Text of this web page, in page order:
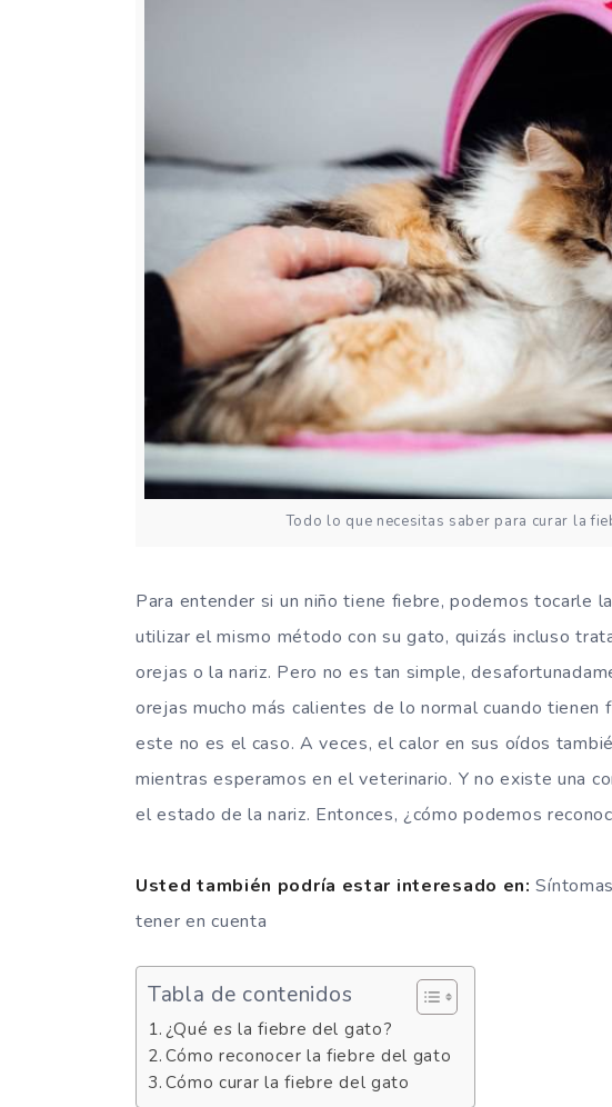
Todo lo que necesitas saber para curar la
Para entender si un niño tiene fiebre, podemos tocarle
utilizar el mismo método con su gato, quizás incluso
orejas o la nariz. Pero no es tan simple,
orejas mucho más calientes de lo normal cuando tienen
este no es el caso. A veces, el calor en sus oídos
mientras esperamos en el veterinario. Y no existe una
el estado de la nariz. Entonces, ¿cómo podemos
Usted también podría estar interesado en:
tener en cuenta
Tabla de contenidos
¿Qué es la fiebre del gato?
Cómo reconocer la fiebre del gato
Cómo curar la fiebre del gato